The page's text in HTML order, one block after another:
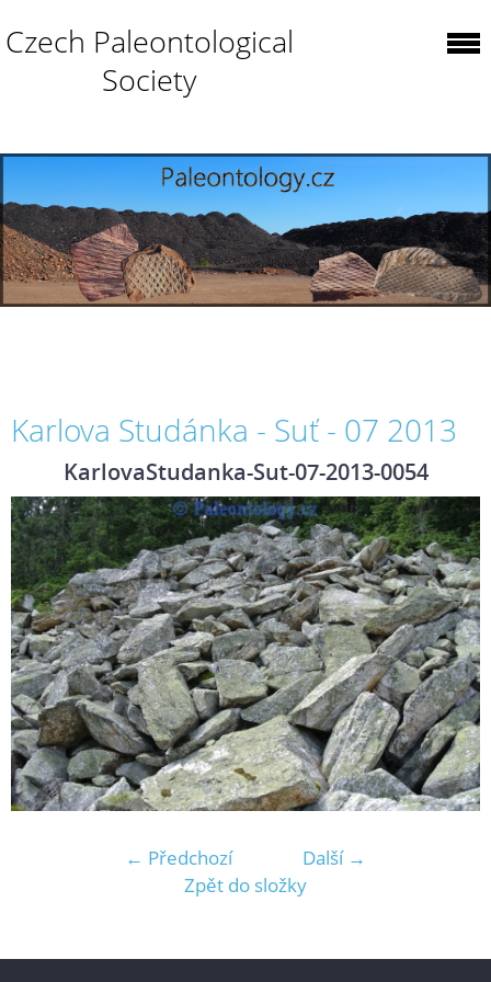
Czech Paleontological
Society
Karlova Studánka - Suť - 07 2013
KarlovaStudanka-Sut-07-2013-0054
← Předchozí
Další →
Zpět do složky